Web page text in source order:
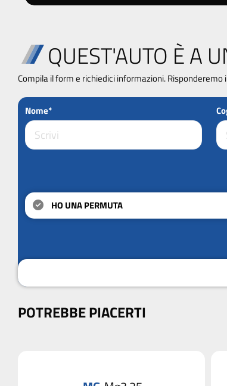
QUEST'AUTO È A
Compila il form e richiedici informazioni.
Nome*
HO UNA PERMUTA
POTREBBE PIACERTI